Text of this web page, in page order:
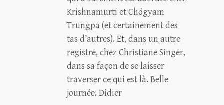
Krishnamurti et Chögyam
Trungpa (et certainement des
tas d’autres). Et, dans un autre
registre, chez Christiane Singer,
dans sa façon de se laisser
traverser ce qui est là. Belle
journée. Didier